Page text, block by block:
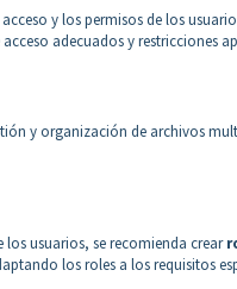
y los permisos de los
adecuados y restricciones
y organización de archivos
los usuarios, se recomienda crear
los roles a los requisitos